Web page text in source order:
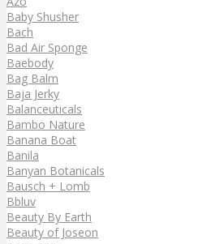
Baby Shusher
Bach
Bad Air Sponge
Baebody
Bag Balm
Baja Jerky
Balanceuticals
Bambo Nature
Banana Boat
Banila
Banyan Botanicals
Bausch + Lomb
Bbluv
Beauty By Earth
Beauty of Joseon